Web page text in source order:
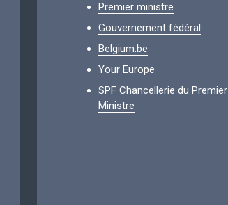
Premier ministre
Gouvernement fédéral
Belgium.be
Your Europe
SPF Chancellerie du Premier
Ministre